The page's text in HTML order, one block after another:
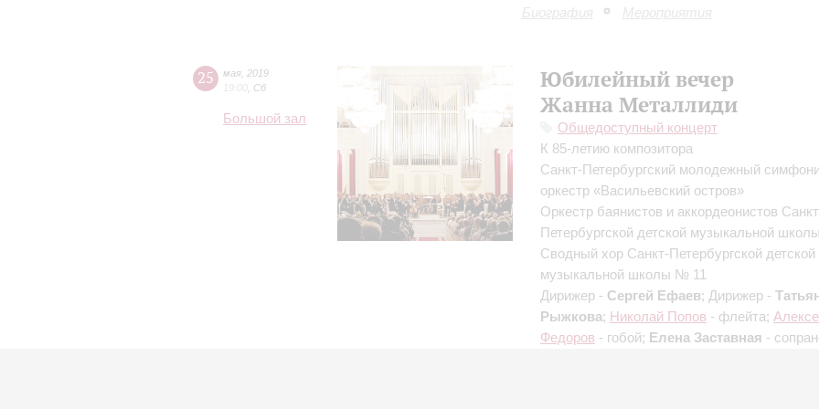
Биография Мероприятия
25 мая 2019
19:00 Сб
Большой зал
Юбилейный вечер
Жанна Металлиди
Общедоступный концерт
К 85-летию композитора
Санкт-Петербургский молодежный
оркестр «Васильевский остров»
Оркестр баянистов и аккордеонистов
Петербургской детской музыкальной
Сводный хор Санкт-Петербургской детской
музыкальной школы № 11
Дирижер - Сергей Ефаев; Дирижер -
Рыжкова; Николай Попов - флейта;
Федоров - гобой; Елена Заставная -